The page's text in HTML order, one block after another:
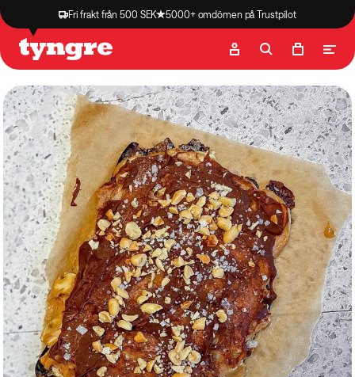
Fri frakt från 500 SEK 5000+ omdömen på Trustpilot
Butik Recept